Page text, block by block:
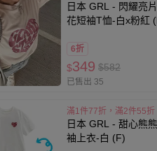
日本 GRL - 閃耀亮
花短袖T恤-白x粉紅
6折
$349 $582
已售出 35
滿1件77折，滿2件55折
日本 GRL - 甜心熊
袖上衣-白 (F)